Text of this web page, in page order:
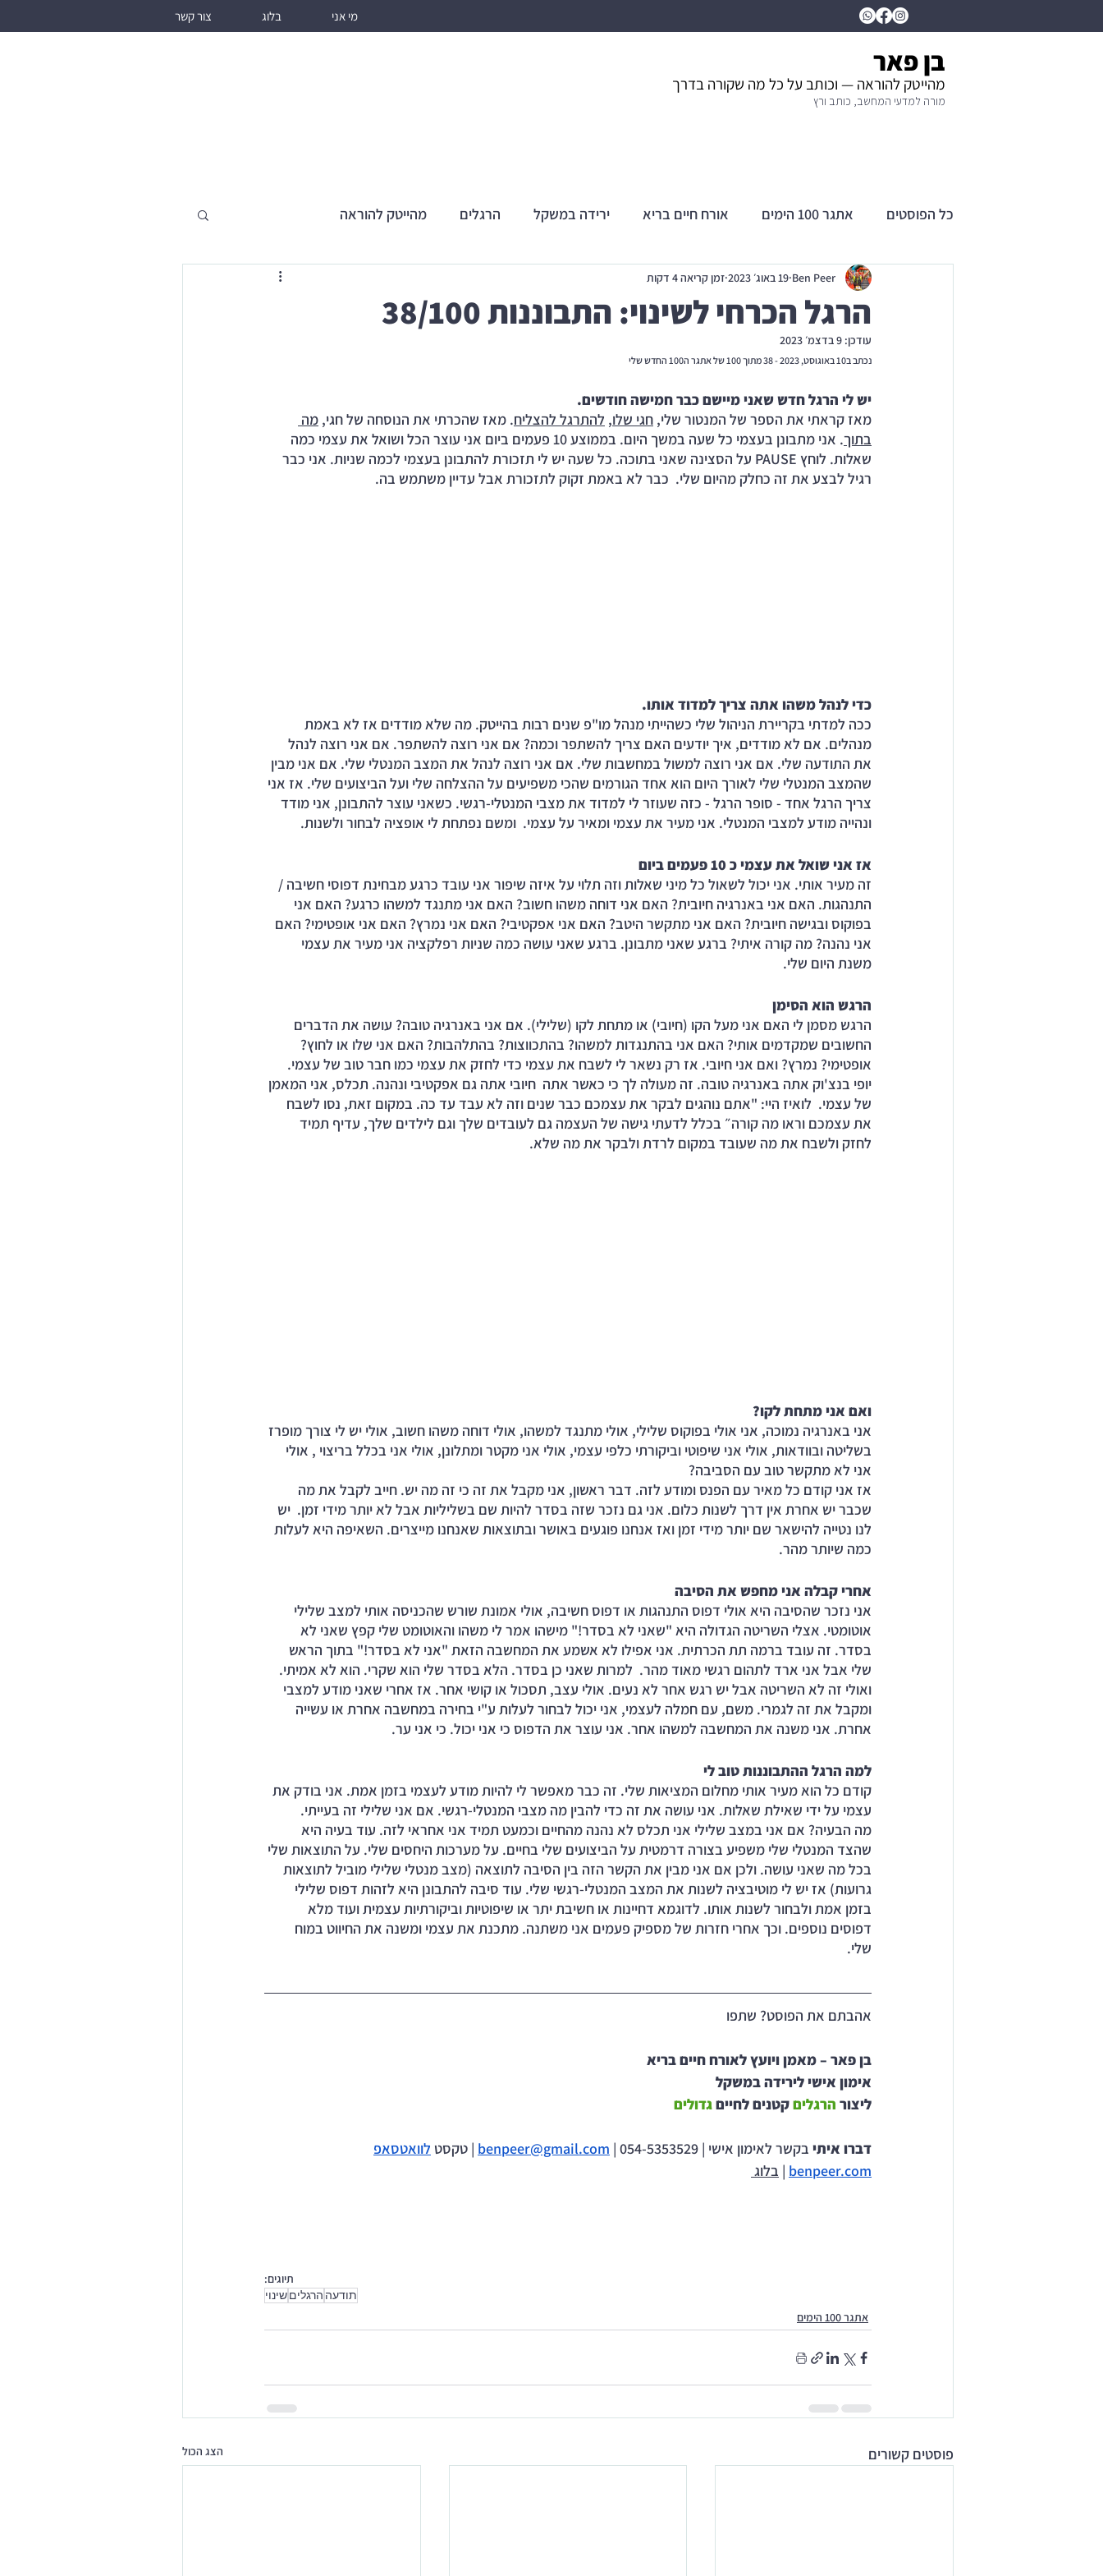
מי אני בלוג צור קשר
בן פאר
מהייטק להוראה — וכותב על כל מה שקורה בדרך
מורה למדעי המחשב, כותב ורץ
כל הפוסטים אתגר 100 הימים אורח חיים בריא ירידה במשקל הרגלים מהייטק להוראה
הרגל הכרחי לשינוי: התבוננות 38/100
Ben Peer 19 באוג׳ 2023 זמן קריאה 4 דקות
עודכן: 9 בדצמ׳ 2023
נכתב ב10 באוגוסט, 2023 - 38 מתוך 100 של אתגר ה100 החדש שלי
יש לי הרגל חדש שאני מיישם כבר חמישה חודשים.
מאז קראתי את הספר של המנטור שלי, חגי שלו, להתרגל להצליח. מאז שהכרתי את הנוסחה של חגי, מה
בתוך
. אני מתבונן בעצמי כל שעה במשך היום. בממוצע 10 פעמים ביום אני עוצר הכל ושואל את עצמי כמה
שאלות. לוחץ PAUSE על הסצינה שאני בתוכה. כל שעה יש לי תזכורת להתבונן בעצמי לכמה שניות. אני כבר
רגיל לבצע את זה כחלק מהיום שלי.  כבר לא באמת זקוק לתזכורת אבל עדיין משתמש בה.
כדי לנהל משהו אתה צריך למדוד אותו.
ככה למדתי בקריירת הניהול שלי כשהייתי מנהל מו"פ שנים רבות בהייטק. מה שלא מודדים אז לא באמת
מנהלים. אם לא מודדים, איך יודעים האם צריך להשתפר וכמה? אם אני רוצה להשתפר. אם אני רוצה לנהל
את התודעה שלי. אם אני רוצה למשול במחשבות שלי. אם אני רוצה לנהל את המצב המנטלי שלי. אם אני מבין
שהמצב המנטלי שלי לאורך היום הוא אחד הגורמים שהכי משפיעים על ההצלחה שלי ועל הביצועים שלי. אז אני
צריך הרגל אחד - סופר הרגל - כזה שעוזר לי למדוד את מצבי המנטלי-רגשי. כשאני עוצר להתבונן, אני מודד
ונהייה מודע למצבי המנטלי. אני מעיר את עצמי ומאיר על עצמי.  ומשם נפתחת לי אופציה לבחור ולשנות.
אז אני שואל את עצמי כ 10 פעמים ביום
זה מעיר אותי. אני יכול לשאול כל מיני שאלות וזה תלוי על איזה שיפור אני עובד כרגע מבחינת דפוסי חשיבה /
התנהגות. האם אני באנרגיה חיובית? האם אני דוחה משהו חשוב? האם אני מתנגד למשהו כרגע? האם אני
בפוקוס ובגישה חיובית? האם אני מתקשר היטב? האם אני אפקטיבי? האם אני נמרץ? האם אני אופטימי? האם
אני נהנה? מה קורה איתי? ברגע שאני מתבונן. ברגע שאני עושה כמה שניות רפלקציה אני מעיר את עצמי
משנת היום שלי.
הרגש הוא הסימן
הרגש מסמן לי האם אני מעל הקו (חיובי) או מתחת לקו (שלילי). אם אני באנרגיה טובה? עושה את הדברים
החשובים שמקדמים אותי? האם אני בהתנגדות למשהו? בהתכווצות? בהתלהבות? האם אני שלו או לחוץ?
אופטימי? נמרץ? ואם אני חיובי. אז רק נשאר לי לשבח את עצמי כדי לחזק את עצמי כמו חבר טוב של עצמי.
יופי בנצ'וק אתה באנרגיה טובה. זה מעולה לך כי כאשר אתה  חיובי אתה גם אפקטיבי ונהנה. תכלס, אני המאמן
של עצמי.  לואיז היי: "אתם נוהגים לבקר את עצמכם כבר שנים וזה לא עבד עד כה. במקום זאת, נסו לשבח
את עצמכם וראו מה קורה״ בכלל לדעתי גישה של העצמה גם לעובדים שלך וגם לילדים שלך, עדיף תמיד
לחזק ולשבח את מה שעובד במקום לרדת ולבקר את מה שלא.
ואם אני מתחת לקו?
אני באנרגיה נמוכה, אני אולי בפוקוס שלילי, אולי מתנגד למשהו, אולי דוחה משהו חשוב, אולי יש לי צורך מופרז
בשליטה ובוודאות, אולי אני שיפוטי וביקורתי כלפי עצמי, אולי אני מקטר ומתלונן, אולי אני בכלל בריצוי , אולי
אני לא מתקשר טוב עם הסביבה?
אז אני קודם כל מאיר עם הפנס ומודע לזה. דבר ראשון, אני מקבל את זה כי זה מה יש. חייב לקבל את מה
שכבר יש אחרת אין דרך לשנות כלום. אני גם נזכר שזה בסדר להיות שם בשליליות אבל לא יותר מידי זמן.  יש
לנו נטייה להישאר שם יותר מידי זמן ואז אנחנו פוגעים באושר ובתוצאות שאנחנו מייצרים. השאיפה היא לעלות
כמה שיותר מהר.
אחרי קבלה אני מחפש את הסיבה
אני נזכר שהסיבה היא אולי דפוס התנהגות או דפוס חשיבה, אולי אמונת שורש שהכניסה אותי למצב שלילי
אוטומטי. אצלי השריטה הגדולה היא "שאני לא בסדר!" מישהו אמר לי משהו והאוטומט שלי קפץ שאני לא
בסדר. זה עובד ברמה תת הכרתית. אני אפילו לא אשמע את המחשבה הזאת "אני לא בסדר!" בתוך הראש
שלי אבל אני ארד לתהום רגשי מאוד מהר.  למרות שאני כן בסדר. הלא בסדר שלי הוא שקרי. הוא לא אמיתי.
ואולי זה לא השריטה אבל יש רגש אחר לא נעים. אולי עצב, תסכול או קושי אחר. אז אחרי שאני מודע למצבי
ומקבל את זה לגמרי. משם, עם חמלה לעצמי, אני יכול לבחור לעלות ע"י בחירה במחשבה אחרת או עשייה
אחרת. אני משנה את המחשבה למשהו אחר. אני עוצר את הדפוס כי אני יכול. כי אני ער.
למה הרגל ההתבוננות טוב לי
קודם כל הוא מעיר אותי מחלום המציאות שלי. זה כבר מאפשר לי להיות מודע לעצמי בזמן אמת. אני בודק את
עצמי על ידי שאילת שאלות. אני עושה את זה כדי להבין מה מצבי המנטלי-רגשי. אם אני שלילי זה בעייתי.
מה הבעיה? אם אני במצב שלילי אני תכלס לא נהנה מהחיים וכמעט תמיד אני אחראי לזה. עוד בעיה היא
שהצד המנטלי שלי משפיע בצורה דרמטית על הביצועים שלי בחיים. על מערכות היחסים שלי. על התוצאות שלי
בכל מה שאני עושה. ולכן אם אני מבין את הקשר הזה בין הסיבה לתוצאה (מצב מנטלי שלילי מוביל לתוצאות
גרועות) אז יש לי מוטיבציה לשנות את המצב המנטלי-רגשי שלי. עוד סיבה להתבונן היא לזהות דפוס שלילי
בזמן אמת ולבחור לשנות אותו. לדוגמא דחיינות או חשיבת יתר או שיפוטיות וביקורתיות עצמית ועוד מלא
דפוסים נוספים. וכך אחרי חזרות של מספיק פעמים אני משתנה. מתכנת את עצמי ומשנה את החיווט במוח
שלי.
אהבתם את הפוסט? שתפו
בן פאר – מאמן ויועץ לאורח חיים בריא
אימון אישי לירידה במשקל
ליצור הרגלים קטנים לחיים גדולים
דברו איתי בקשר לאימון אישי | 054-5353529 | benpeer@gmail.com | טקסט לוואטסאפ
benpeer.com
| בלוג
תיוגים:
תודעה הרגליםשינוי
אתגר 100 הימים
פוסטים קשורים הצג הכול